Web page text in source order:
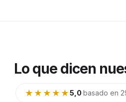
Lo que dicen
★★★★★5,0·basado en